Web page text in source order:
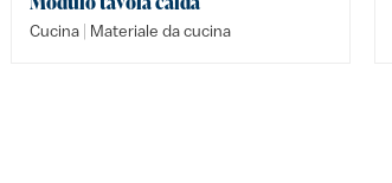
Cucina | Materiale da cucina